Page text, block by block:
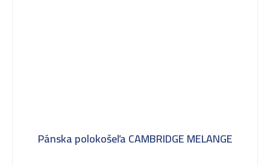
Pánska polokošeľa CAMBRIDGE MELANGE